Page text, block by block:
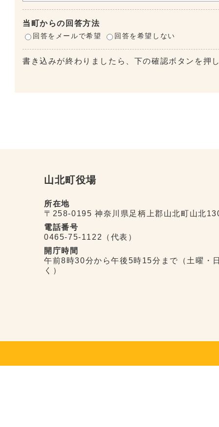
当町からの回答方法
回答をメールで希望 回答を希望しない
書き込みが終わりましたら、下の確認ボタンを押
山北町役場
所在地
〒258-0195 神奈川県足柄上郡山北町山北
電話番号
0465-75-1122（代表）
開庁時間
午前8時30分から午後5時15分まで（土曜・
く）